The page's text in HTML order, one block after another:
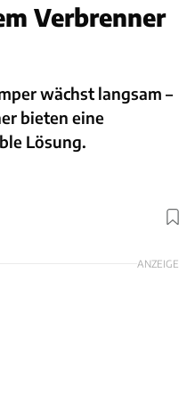
Verbrenner
wächst langsam –
bieten eine
Lösung.
Foto: Ulrich Kohstall
ANZEIGE